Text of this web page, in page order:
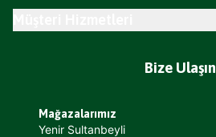
Bize Ulaşın
Mağazalarımız
Yenir Sultanbeyli